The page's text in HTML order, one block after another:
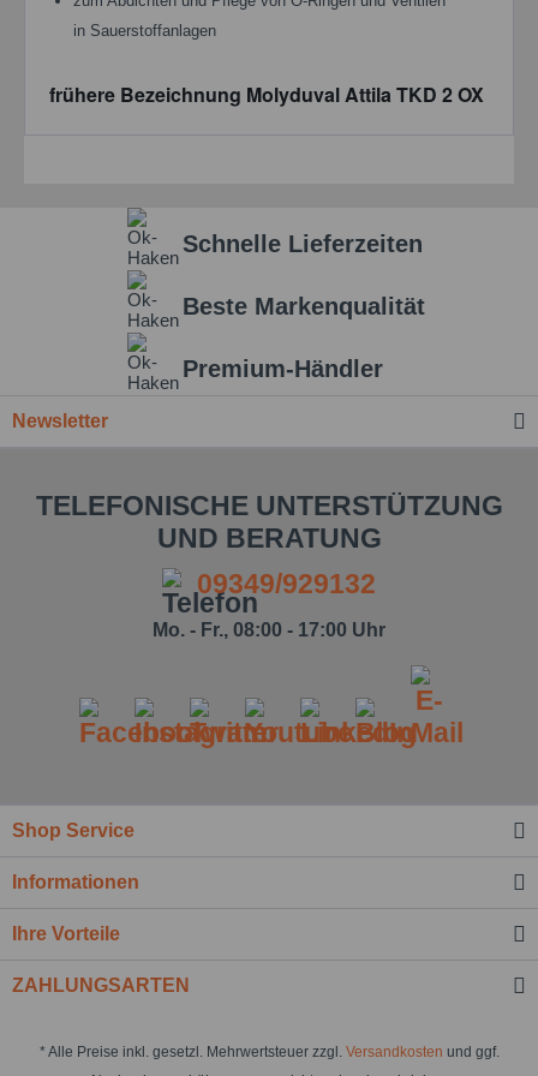
in Sauerstoffanlagen
frühere Bezeichnung Molyduval Attila TKD 2 OX
Schnelle Lieferzeiten
Beste Markenqualität
Premium-Händler
Newsletter
TELEFONISCHE UNTERSTÜTZUNG
UND BERATUNG
09349/929132
Mo. - Fr., 08:00 - 17:00 Uhr
Shop Service
Informationen
Ihre Vorteile
ZAHLUNGSARTEN
* Alle Preise inkl. gesetzl. Mehrwertsteuer zzgl. Versandkosten und ggf.